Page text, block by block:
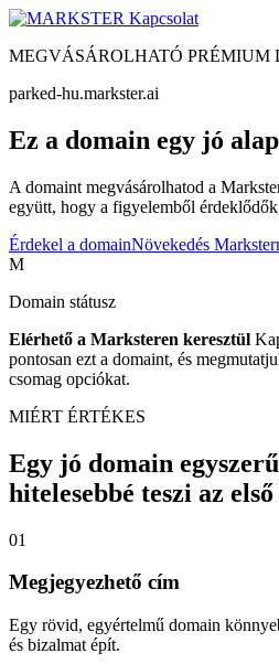
Kapcsolat
MEGVÁSÁROLHATÓ PRÉMIUM
parked-hu.markster.ai
Ez a domain egy jó
A domaint megvásárolhatod a
együtt, hogy a figyelemből
Érdekel a domainNövekedés
M
Domain státusz
Elérhető a Marksteren keresztül
pontosan ezt a domaint, és
csomag opciókat.
MIÉRT ÉRTÉKES
Egy jó domain
hitelesebbé teszi az
01
Megjegyezhető cím
Egy rövid, egyértelmű domain
és bizalmat épít.